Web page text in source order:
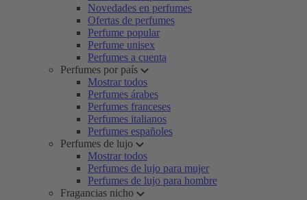
Novedades en perfumes
Ofertas de perfumes
Perfume popular
Perfume unisex
Perfumes a cuenta
Perfumes por país
Mostrar todos
Perfumes árabes
Perfumes franceses
Perfumes italianos
Perfumes españoles
Perfumes de lujo
Mostrar todos
Perfumes de lujo para mujer
Perfumes de lujo para hombre
Fragancias nicho